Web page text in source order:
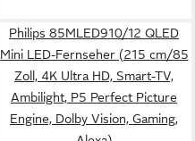
Philips 85MLED910/12 QLED
Mini LED-Fernseher (215 cm/85
Zoll, 4K Ultra HD, Smart-TV,
Ambilight, P5 Perfect Picture
Engine, Dolby Vision, Gaming,